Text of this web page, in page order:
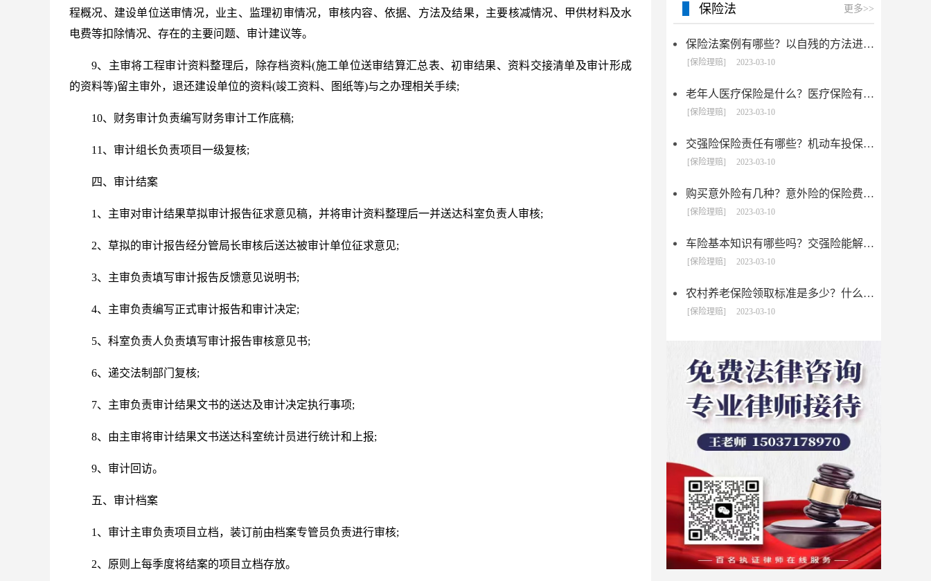
程概况、建设单位送审情况，业主、监理初审情况，审核内容、依据、方法及结果，主要核减情况、甲供材料及水
电费等扣除情况、存在的主要问题、审计建议等。
9、主审将工程审计资料整理后，除存档资料(施工单位送审结算汇总表、初审结果、资料交接清单及审计形成
的资料等)留主审外，退还建设单位的资料(竣工资料、图纸等)与之办理相关手续;
10、财务审计负责编写财务审计工作底稿;
11、审计组长负责项目一级复核;
四、审计结案
1、主审对审计结果草拟审计报告征求意见稿，并将审计资料整理后一并送达科室负责人审核;
2、草拟的审计报告经分管局长审核后送达被审计单位征求意见;
3、主审负责填写审计报告反馈意见说明书;
4、主审负责编写正式审计报告和审计决定;
5、科室负责人负责填写审计报告审核意见书;
6、递交法制部门复核;
7、主审负责审计结果文书的送达及审计决定执行事项;
8、由主审将审计结果文书送达科室统计员进行统计和上报;
9、审计回访。
五、审计档案
1、审计主审负责项目立档，装订前由档案专管员负责进行审核;
2、原则上每季度将结案的项目立档存放。
保险法 更多>>
保险法案例有哪些？以自残的方法进行保险诈骗该怎么认定？
[保险理赔] 2023-03-10
老年人医疗保险是什么？医疗保险有几种？
[保险理赔] 2023-03-10
交强险保险责任有哪些？机动车投保有哪些注意事项?
[保险理赔] 2023-03-10
购买意外险有几种？意外险的保险费是多少？
[保险理赔] 2023-03-10
车险基本知识有哪些吗？交强险能解决哪些问题？
[保险理赔] 2023-03-10
农村养老保险领取标准是多少？什么是新农保?
[保险理赔] 2023-03-10